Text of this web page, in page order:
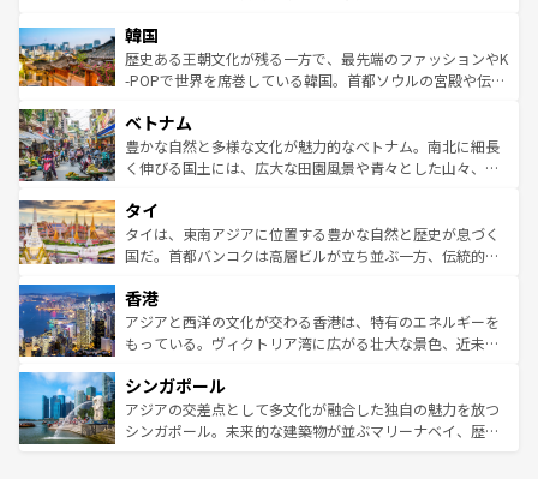
はコンテンツ一覧
いる。アクティビティも充実しており、サーフィンやダイ
ビング、ハイキングなど、アウトドア好きにはたまらな
い。オーストラリアの多彩な魅力を存分に味わいつくそ
参照してほしい。
ン）、静ひつな山岳地帯である台湾東部など、都市の喧騒
と山間の静けさが共存しており、訪れる人に新しい発見と
驚きをもたらしてくれる。また、奥深い台湾の食文化も魅
容にもいいと評判のスイーツなど、バラエティ豊かな料理
が味わえる。 なお、新着の台湾情報は コンテンツ一覧を参
照してほしい。
韓国
歴史ある王朝文化が残る一方で、最先端のファッションやK
-POPで世界を席巻している韓国。首都ソウルの宮殿や伝統
き、地方に足を延ばせば四季折々の自然美を楽しむことが
できる。そして、キムチや焼肉、絶品のストリートフード
まで、さまざまな韓国料理が待っている。夜には、韓国な
リティに包まれながら、韓国の多彩な魅力を心ゆくまで味
わってみてほしい。 なお、新着の韓国情報はコンテンツ一
覧を参照してほしい。
ベトナム
豊かな自然と多様な文化が魅力的なベトナム。南北に細長
く伸びる国土には、広大な田園風景や青々とした山々、世
急速な発展と共に伝統が息づく。ハノイの古い町並みやホ
ーチミン市のフランス統治時代の建物も、独特の雰囲気を
醸し出している。また、バラエティの豊かさとおいしさで
とつ。フォーやバインミー、ベトナムコーヒーなどは、ぜ
ひ現地で味わいたい。どの地域を訪れてもあたたかい人々
が旅行者を迎えてくれるので、きっと忘れられない旅にな
参照してほしい。
タイ
タイは、東南アジアに位置する豊かな自然と歴史が息づく
国だ。首都バンコクは高層ビルが立ち並ぶ一方、伝統的な
の活気が交差している。北部ではチェンマイなどの山岳地
帯で自然と触れ合い、南部ではプーケットやクラビの美し
いビーチでリゾート気分を楽しむことができる。タイ料理
激する。気候は一年中温暖で、どの季節にも異なる楽しみ
が待っている。親しみやすいタイの人々、仏教を中心とし
た文化、そして多様な観光資源が、訪れる旅人を魅了し続
香港
アジアと西洋の文化が交わる香港は、特有のエネルギーを
もっている。ヴィクトリア湾に広がる壮大な景色、近未来
み、どこを訪れても感動するはず。観光スポットが密集し
ており、効率よく見どころを回れるのも魅力。息をのむよ
うな絶景から文化的な体験まで、香港を存分に楽しみ尽く
シンガポール
アジアの交差点として多文化が融合した独自の魅力を放つ
シンガポール。未来的な建築物が並ぶマリーナベイ、歴史